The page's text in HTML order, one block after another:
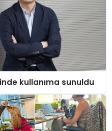
kullanıma sunuldu